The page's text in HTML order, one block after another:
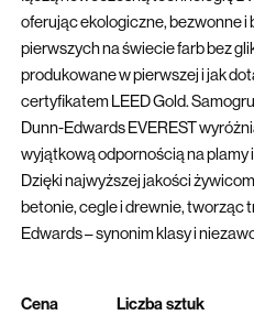
oferując ekologiczne, bezwonne i
pierwszych na świecie farb bez
produkowane w pierwszej i jak
certyfikatem LEED Gold.
Dunn-Edwards EVEREST
wyjątkową odpornością na plamy
Dzięki najwyższej jakości
betonie, cegle i drewnie, tworząc
Edwards – synonim klasy i
Cena Liczba sztuk